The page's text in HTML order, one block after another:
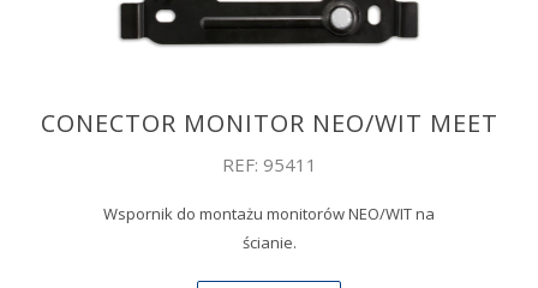
CONECTOR MONITOR NEO/WIT MEET
REF: 95411
Wspornik do montażu monitorów NEO/WIT na
ścianie.